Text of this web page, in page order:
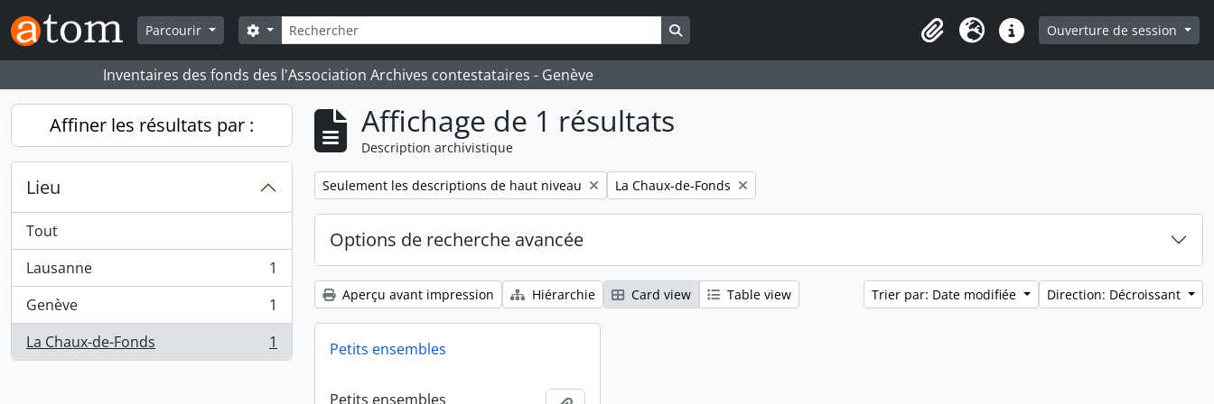
Skip to main content
Parcourir
Rechercher
Search options
Presse-papier
LangueLiens rapidesOuverture de session
Inventaires des fonds des l'Association Archives contestataires - Genève
Affiner les résultats par :
Lieu
Tout
Lausanne
, 1 résultats
1
Genève
, 1 résultats
1
La Chaux-de-Fonds
, 1 résultats 1
Affichage de 1 résultats
Description archivistique
Remove filter:
Seulement les descriptions de haut niveau Remove filter:
La Chaux-de-Fonds
Options de recherche avancée
Aperçu avant impression Hiérarchie Card view Table view Trier par: Date modifiée Direction: Décroissant
Petits ensembles
Petits ensembles